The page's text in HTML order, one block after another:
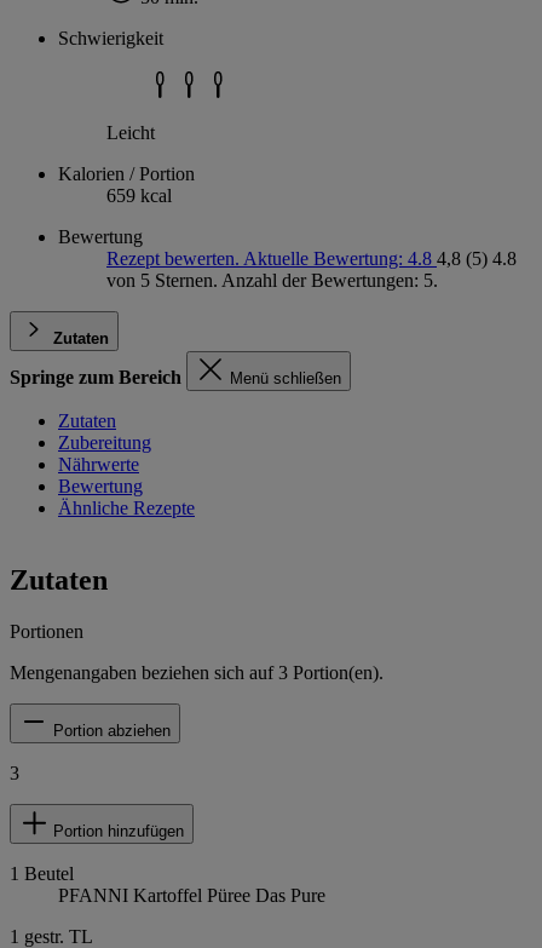
Schwierigkeit
Leicht
Kalorien / Portion
659 kcal
Bewertung
Rezept bewerten. Aktuelle Bewertung: 4.8 4,8 (5) 4.8
von 5 Sternen. Anzahl der Bewertungen: 5.
Zutaten
Springe zum Bereich Menü schließen
Zutaten
Zubereitung
Nährwerte
Bewertung
Ähnliche Rezepte
Zutaten
Portionen
Mengenangaben beziehen sich auf3 Portion(en).
Portion abziehen
3
Portion hinzufügen
1 Beutel
PFANNI Kartoffel Püree Das Pure
1 gestr. TL